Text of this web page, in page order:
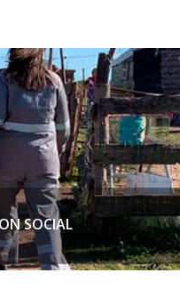
SOCIAL